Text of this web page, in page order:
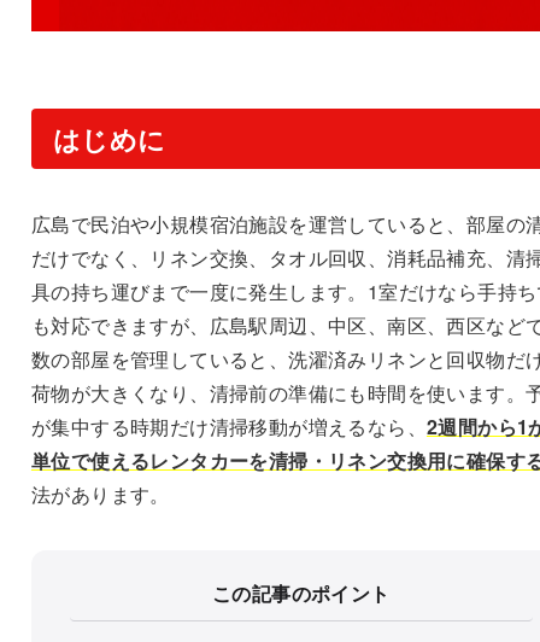
はじめに
広島で民泊や小規模宿泊施設を運営していると、部屋の
だけでなく、リネン交換、タオル回収、消耗品補充、清
具の持ち運びまで一度に発生します。1室だけなら手持
も対応できますが、広島駅周辺、中区、南区、西区など
数の部屋を管理していると、洗濯済みリネンと回収物だ
荷物が大きくなり、清掃前の準備にも時間を使います。
が集中する時期だけ清掃移動が増えるなら、 2週間から1
単位で使えるレンタカーを清掃・リネン交換用に確保す
法があります。
この記事のポイント